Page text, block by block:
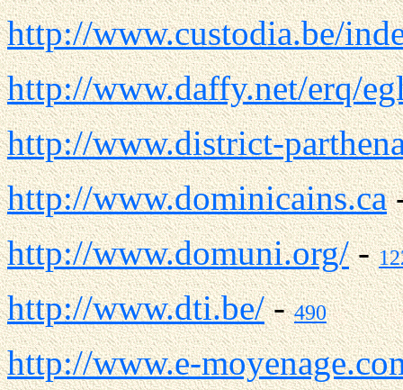
http://www.custodia.be/
http://www.daffy.net/erq/
http://www.district-
http://www.dominicains.ca
http://www.domuni.org/-
http://www.dti.be/-490
http://www.e-